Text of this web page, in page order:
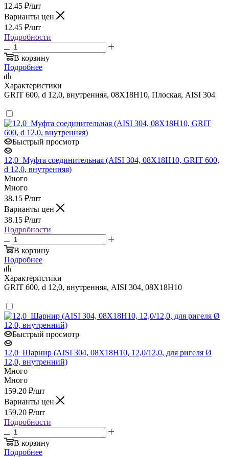
12.45 ₽/шт
Варианты цен
12.45 ₽/шт
Подробности
В корзину
Подробнее
Характеристики
GRIT 600, d 12,0, внутренняя, 08Х18Н10, Плоская, AISI 304
Быстрый просмотр
12,0_Муфта соединительная (AISI 304, 08Х18Н10, GRIT 600,
d 12,0, внутренняя)
Много
Много
38.15 ₽/шт
Варианты цен
38.15 ₽/шт
Подробности
В корзину
Подробнее
Характеристики
GRIT 600, d 12,0, внутренняя, AISI 304, 08Х18Н10
Быстрый просмотр
12,0_Шарнир (AISI 304, 08Х18Н10, 12,0/12,0, для ригеля Ø
12,0, внутренний)
Много
Много
159.20 ₽/шт
Варианты цен
159.20 ₽/шт
Подробности
В корзину
Подробнее